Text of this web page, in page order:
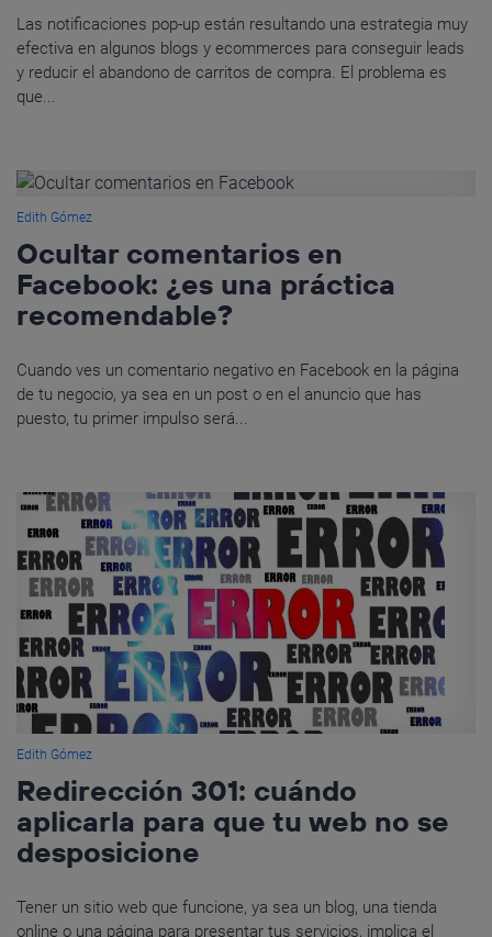
Las notificaciones pop-up están resultando una estrategia muy
efectiva en algunos blogs y ecommerces para conseguir leads
y reducir el abandono de carritos de compra. El problema es
que...
Edith Gómez
Ocultar comentarios en
Facebook: ¿es una práctica
recomendable?
Cuando ves un comentario negativo en Facebook en la página
de tu negocio, ya sea en un post o en el anuncio que has
puesto, tu primer impulso será...
Edith Gómez
Redirección 301: cuándo
aplicarla para que tu web no se
desposicione
Tener un sitio web que funcione, ya sea un blog, una tienda
online o una página para presentar tus servicios, implica el